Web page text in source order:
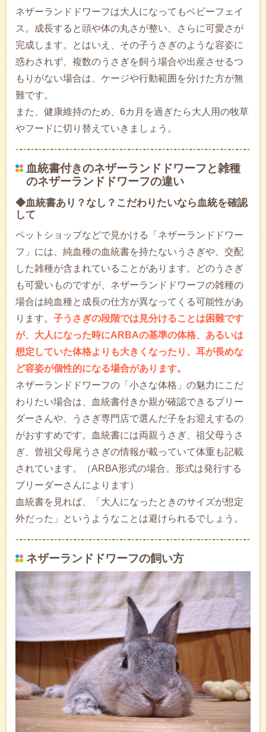
ネザーランドドワーフは大人になってもベビーフェイ
ス。成長すると頭や体の丸さが整い、さらに可愛さが
完成します。とはいえ、その子うさぎのような容姿に
惑わされず、複数のうさぎを飼う場合や出産させるつ
もりがない場合は、ケージや行動範囲を分けた方が無
難です。
また、健康維持のため、6カ月を過ぎたら大人用の牧草
やフードに切り替えていきましょう。
血統書付きのネザーランドドワーフと雑種
のネザーランドドワーフの違い
◆血統書あり？なし？こだわりたいなら血統を確認
して
ペットショップなどで見かける「ネザーランドドワー
フ」には、純血種の血統書を持たないうさぎや、交配
した雑種が含まれていることがあります。どのうさぎ
も可愛いものですが、ネザーランドドワーフの雑種の
場合は純血種と成長の仕方が異なってくる可能性があ
ります。 子うさぎの段階では見分けることは困難です
が、大人になった時にARBAの基準の体格、あるいは
想定していた体格よりも大きくなったり、耳が長めな
ど容姿が個性的になる場合があります。
ネザーランドドワーフの「小さな体格」の魅力にこだ
わりたい場合は、血統書付きか親が確認できるブリー
ダーさんや、うさぎ専門店で選んだ子をお迎えするの
がおすすめです。血統書には両親うさぎ、祖父母うさ
ぎ、曾祖父母尾うさぎの情報が載っていて体重も記載
されています。（ARBA形式の場合。形式は発行する
ブリーダーさんによります）
血統書を見れば、「大人になったときのサイズが想定
外だった」というようなことは避けられるでしょう。
ネザーランドドワーフの飼い方